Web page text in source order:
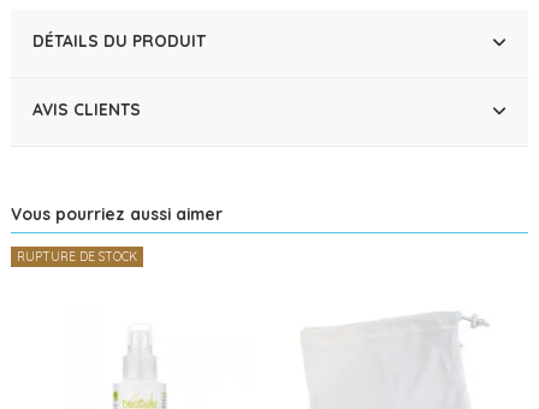
DÉTAILS DU PRODUIT
AVIS CLIENTS
Vous pourriez aussi aimer
RUPTURE DE STOCK